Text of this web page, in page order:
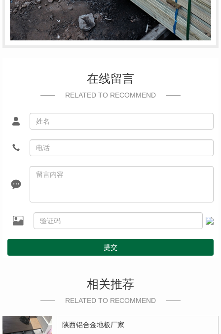
在线留言
RELATED TO RECOMMEND
提交
相关推荐
RELATED TO RECOMMEND
陕西铝合金地板厂家